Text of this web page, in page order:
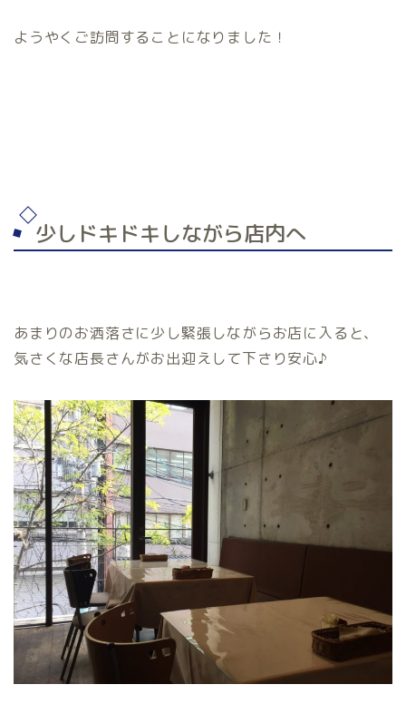
ようやくご訪問することになりました！
少しドキドキしながら店内へ
あまりのお洒落さに少し緊張しながらお店に入ると、
気さくな店長さんがお出迎えして下さり安心♪